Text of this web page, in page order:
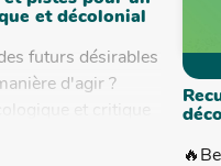
et décolonial
futurs désirables
d'agir ?